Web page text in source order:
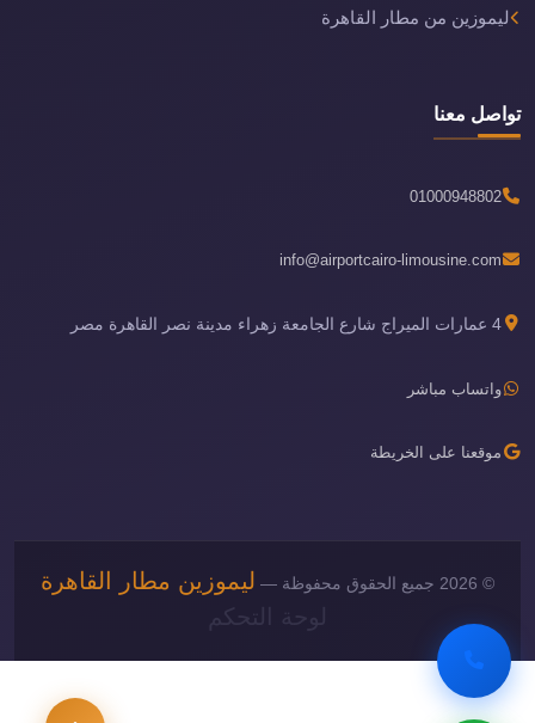
ليموزين من مطار القاهرة
تواصل معنا
01000948802
info@airportcairo-limousine.com
4 عمارات الميراج شارع الجامعة زهراء مدينة نصر القاهرة مصر
واتساب مباشر
موقعنا على الخريطة
© 2026 جميع الحقوق محفوظة —
ليموزين مطار القاهرة